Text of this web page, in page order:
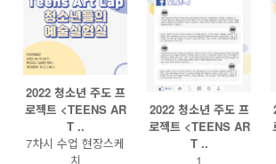
2022 청소년 주도 프
로젝트 <TEENS AR
T ..
7차시 수업 현장스케
치
2022 청소년 주도 프
로젝트 <TEENS AR
T ..
1